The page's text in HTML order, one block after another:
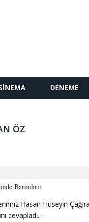
DENEME
ÖZ
Barındırır
Hasan Hüseyin
cevapladı.…